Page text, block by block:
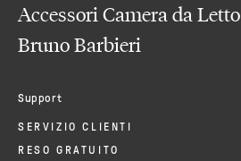
Accessori Camera da Letto
Bruno Barbieri
Support
SERVIZIO CLIENTI
RESO GRATUITO